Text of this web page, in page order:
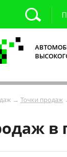
→ Точки продаж
в